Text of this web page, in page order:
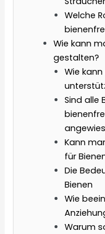
Welche
Wie kann
gestalten?
Wie
Sind alle
Kann
für
Die
Bienen
Wie
Warum